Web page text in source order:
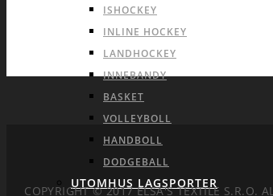
ISHOCKEY
INLINE HOCKEY
LANDHOCKEY
INNEBANDY
BASKET
VOLLEYBOLL
HANDBOLL
DODGEBALL
UTOMHUS LAGSPORTER
COPYRIGHT © 2017 ELSA'S TEXTILE S.R.O.